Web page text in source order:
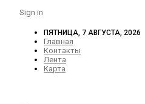
Sign in
ПЯТНИЦА, 7 АВГУСТА, 2026
Главная
Контакты
Лента
Карта